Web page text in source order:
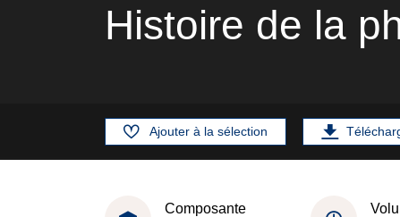
Histoire de la
Ajouter à la sélection
Composante